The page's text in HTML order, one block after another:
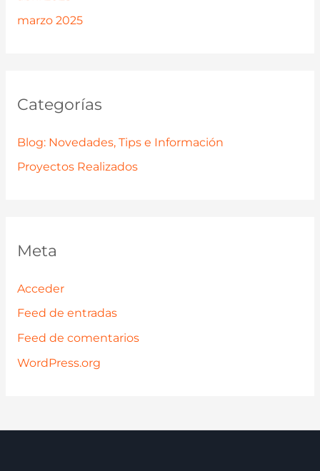
marzo 2025
Categorías
Blog: Novedades, Tips e Información
Proyectos Realizados
Meta
Acceder
Feed de entradas
Feed de comentarios
WordPress.org